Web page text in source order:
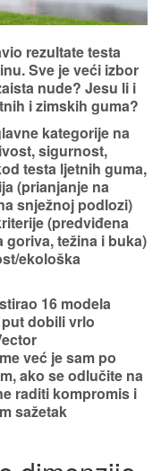
rezultatetesta
. Sve je veći izbor
nude? Jesu li i
i zimskih guma?
kategorije na
sigurnost,
testa ljetnih guma,
(prianjanje na
snježnoj podlozi)
(predviđena
težina i buka)
ekološka
16 modela
dobili vrlo
već je sam po
ako se odlučite na
raditi kompromis i
sažetak